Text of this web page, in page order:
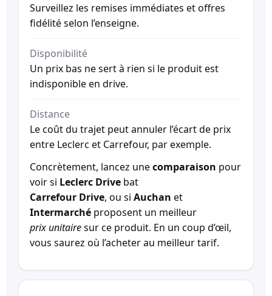
Surveillez les remises immédiates et offres
fidélité selon l’enseigne.
Disponibilité
Un prix bas ne sert à rien si le produit est
indisponible en drive.
Distance
Le coût du trajet peut annuler l’écart de prix
entre Leclerc et Carrefour, par exemple.
Concrètement, lancez unecomparaison pour
voir si Leclerc Drive bat
Carrefour Drive, ou si Auchan et
Intermarché proposent un meilleur
prix unitairesur ce produit. En un coup d’œil,
vous saurez où l’acheter au meilleur tarif.